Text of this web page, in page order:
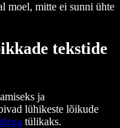
moel, mitte ei sunni ühte
tekstide
ja
lühikeste lõikude
tülikaks.